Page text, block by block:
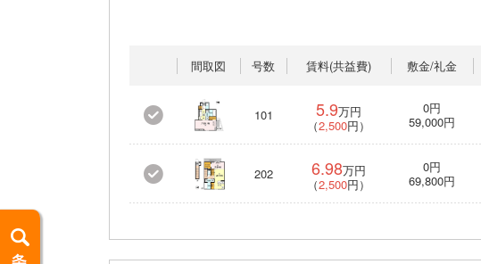
間取図 号数 賃料(共益費) 敷金/礼金
101 5.9万円
（2,500円）
0円
59,000円
202 6.98万円
（2,500円）
0円
69,800円